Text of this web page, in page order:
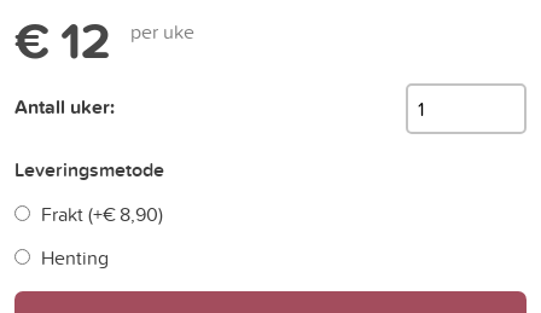
€ 12 per uke
Antall uker:
Leveringsmetode
Frakt (+€ 8,90)
Henting